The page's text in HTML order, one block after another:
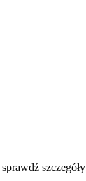
szczegóły